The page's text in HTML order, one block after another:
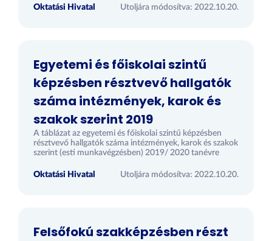
Oktatási Hivatal Utoljára módosítva: 2022.10.20.
Egyetemi és főiskolai szintű
képzésben résztvevő hallgatók
száma intézmények, karok és
szakok szerint 2019
A táblázat az egyetemi és főiskolai szintű képzésben
résztvevő hallgatók száma intézmények, karok és szakok
szerint (esti munkavégzésben) 2019/ 2020 tanévre
Oktatási Hivatal Utoljára módosítva: 2022.10.20.
Felsőfokú szakképzésben részt